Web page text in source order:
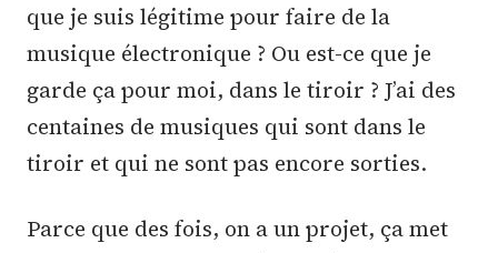
que je suis légitime pour faire de la
musique électronique ? Ou est-ce que je
garde ça pour moi, dans le tiroir ? J’ai des
centaines de musiques qui sont dans le
tiroir et qui ne sont pas encore sorties.
Parce que des fois, on a un projet, ça met